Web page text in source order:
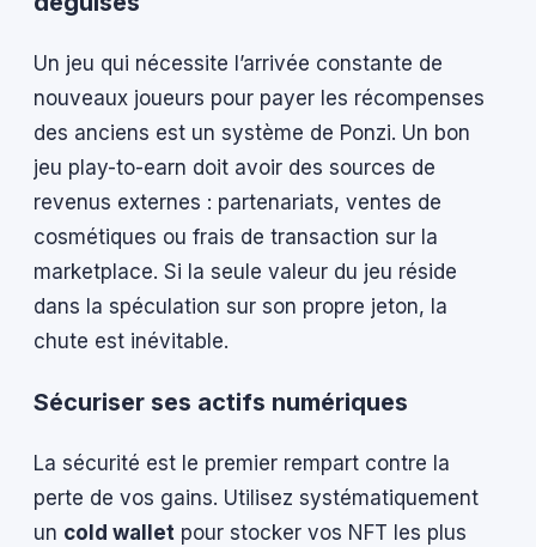
Un jeu qui nécessite l’arrivée constante de
nouveaux joueurs pour payer les récompenses
des anciens est un système de Ponzi. Un bon
jeu play-to-earn doit avoir des sources de
revenus externes : partenariats, ventes de
cosmétiques ou frais de transaction sur la
marketplace. Si la seule valeur du jeu réside
dans la spéculation sur son propre jeton, la
chute est inévitable.
Sécuriser ses actifs numériques
La sécurité est le premier rempart contre la
perte de vos gains. Utilisez systématiquement
un cold wallet pour stocker vos NFT les plus